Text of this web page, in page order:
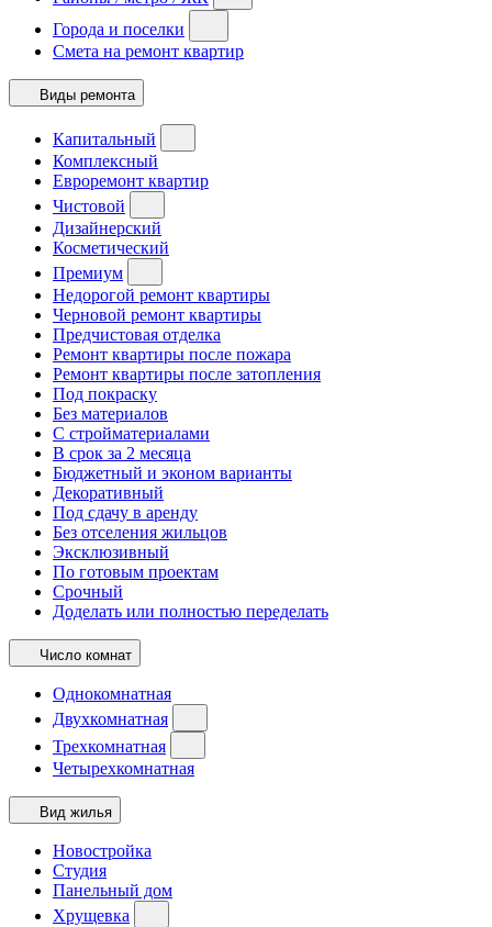
Города и поселки
Смета на ремонт квартир
Виды ремонта
Капитальный
Комплексный
Евроремонт квартир
Чистовой
Дизайнерский
Косметический
Премиум
Недорогой ремонт квартиры
Черновой ремонт квартиры
Предчистовая отделка
Ремонт квартиры после пожара
Ремонт квартиры после затопления
Под покраску
Без материалов
С стройматериалами
В срок за 2 месяца
Бюджетный и эконом варианты
Декоративный
Под сдачу в аренду
Без отселения жильцов
Эксклюзивный
По готовым проектам
Срочный
Доделать или полностью переделать
Число комнат
Однокомнатная
Двухкомнатная
Трехкомнатная
Четырехкомнатная
Вид жилья
Новостройка
Студия
Панельный дом
Хрущевка